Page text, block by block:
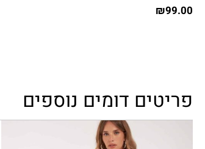
₪99.00
פריטים דומים נוספים